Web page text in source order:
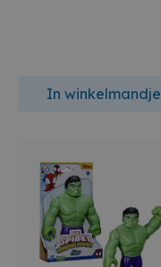
In winkelmandje